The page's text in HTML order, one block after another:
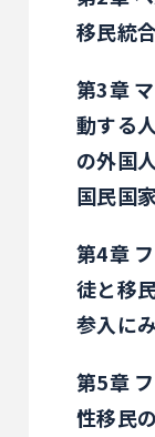
移民統
第3章
動する
の外国
国民国家
第4章
徒と移
参入に
第5章
性移民